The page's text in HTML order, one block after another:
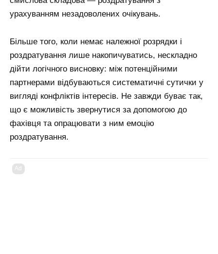
урахуванням незадоволених очікувань.
Більше того, коли немає належної розрядки і
роздратування лише накопичуватись, нескладно
дійти логічного висновку: між потенційними
партнерами відбуваються систематичні сутички у
вигляді конфліктів інтересів. Не завжди буває так,
що є можливість звернутися за допомогою до
фахівця та опрацювати з ним емоцію
роздратування.
Ad